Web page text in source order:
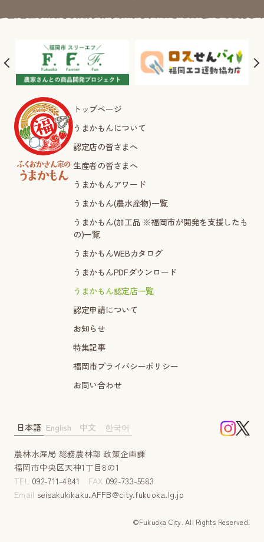
トップページ
うまかもんについて
認定店の皆さまへ
生産者の皆さまへ
うまかもんアワード
うまかもん(農水産物)一覧
うまかもん(加工品 ※福岡市が開発を支援したも
の)一覧
うまかもんWEBカタログ
うまかもんPDFダウンロード
うまかもん認定店一覧
認定申請について
お知らせ
特集記事
福岡市プライバシーポリシー
お問い合わせ
農林水産局 総務農林部 政策企画課
福岡市中央区天神1丁目8の1
TEL 092-711-4841 FAX 092-733-5583
Email seisakukikaku.AFFB@city.fukuoka.lg.jp
©Fukuoka City. AII Rights Reserved.
日本語 English 中文 한국어